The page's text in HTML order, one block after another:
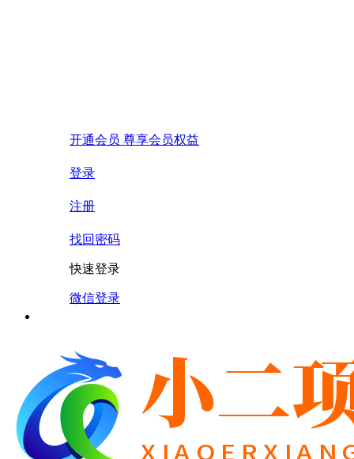
开通会员 尊享会员权益
登录
注册
找回密码
快速登录
微信登录